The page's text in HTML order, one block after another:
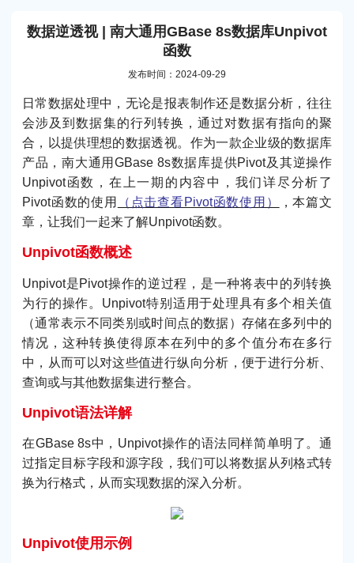
数据逆透视 | 南大通用GBase 8s数据库Unpivot
函数
发布时间：2024-09-29
日常数据处理中，无论是报表制作还是数据分析，往往
会涉及到数据集的行列转换，通过对数据有指向的聚
合，以提供理想的数据透视。作为一款企业级的数据库
产品，南大通用GBase 8s数据库提供Pivot及其逆操作
Unpivot函数，在上一期的内容中，我们详尽分析了
Pivot函数的使用
（点击查看Pivot函数使用）
，本篇文
章，让我们一起来了解Unpivot函数。
Unpivot函数概述
Unpivot是Pivot操作的逆过程，是一种将表中的列转换
为行的操作。Unpivot特别适用于处理具有多个相关值
（通常表示不同类别或时间点的数据）存储在多列中的
情况，这种转换使得原本在列中的多个值分布在多行
中，从而可以对这些值进行纵向分析，便于进行分析、
查询或与其他数据集进行整合。
Unpivot语法详解
在GBase 8s中，Unpivot操作的语法同样简单明了。通
过指定目标字段和源字段，我们可以将数据从列格式转
换为行格式，从而实现数据的深入分析。
Unpivot使用示例